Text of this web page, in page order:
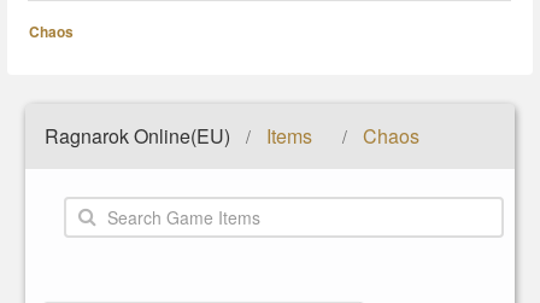
Chaos
Ragnarok Online(EU) / Items / Chaos